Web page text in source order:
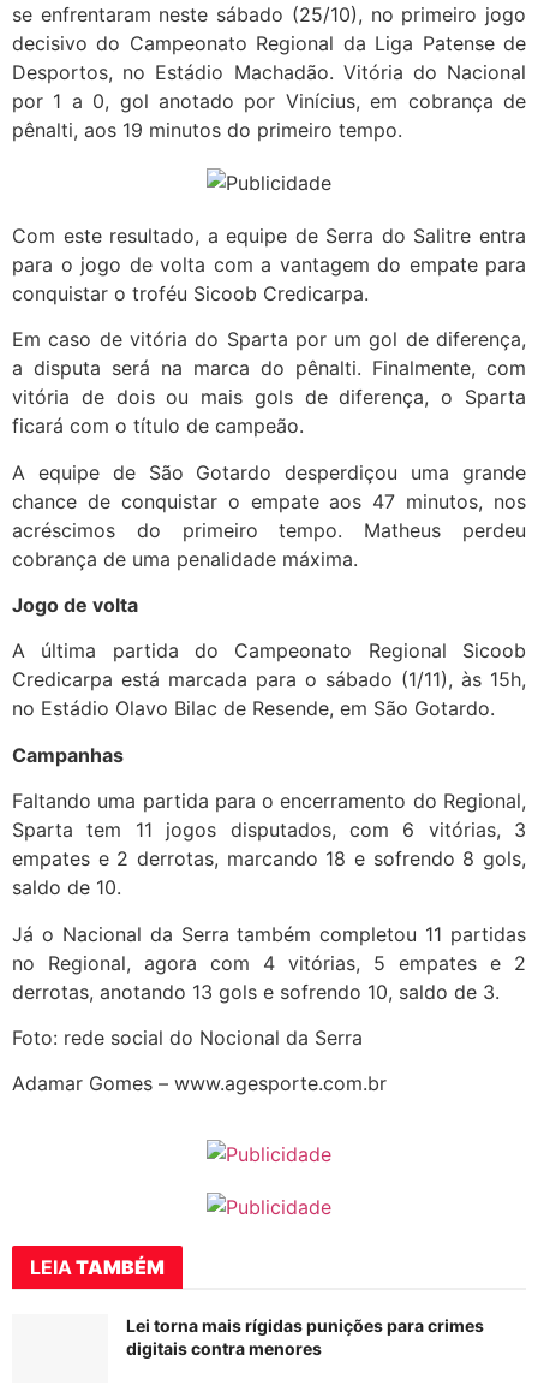
se enfrentaram neste sábado (25/10), no primeiro jogo
decisivo do Campeonato Regional da Liga Patense de
Desportos, no Estádio Machadão. Vitória do Nacional
por 1 a 0, gol anotado por Vinícius, em cobrança de
pênalti, aos 19 minutos do primeiro tempo.
Com este resultado, a equipe de Serra do Salitre entra
para o jogo de volta com a vantagem do empate para
conquistar o troféu Sicoob Credicarpa.
Em caso de vitória do Sparta por um gol de diferença,
a disputa será na marca do pênalti. Finalmente, com
vitória de dois ou mais gols de diferença, o Sparta
ficará com o título de campeão.
A equipe de São Gotardo desperdiçou uma grande
chance de conquistar o empate aos 47 minutos, nos
acréscimos do primeiro tempo. Matheus perdeu
cobrança de uma penalidade máxima.
Jogo de volta
A última partida do Campeonato Regional Sicoob
Credicarpa está marcada para o sábado (1/11), às 15h,
no Estádio Olavo Bilac de Resende, em São Gotardo.
Campanhas
Faltando uma partida para o encerramento do Regional,
Sparta tem 11 jogos disputados, com 6 vitórias, 3
empates e 2 derrotas, marcando 18 e sofrendo 8 gols,
saldo de 10.
Já o Nacional da Serra também completou 11 partidas
no Regional, agora com 4 vitórias, 5 empates e 2
derrotas, anotando 13 gols e sofrendo 10, saldo de 3.
Foto: rede social do Nocional da Serra
Adamar Gomes – www.agesporte.com.br
LEIA TAMBÉM
Lei torna mais rígidas punições para crimes
digitais contra menores